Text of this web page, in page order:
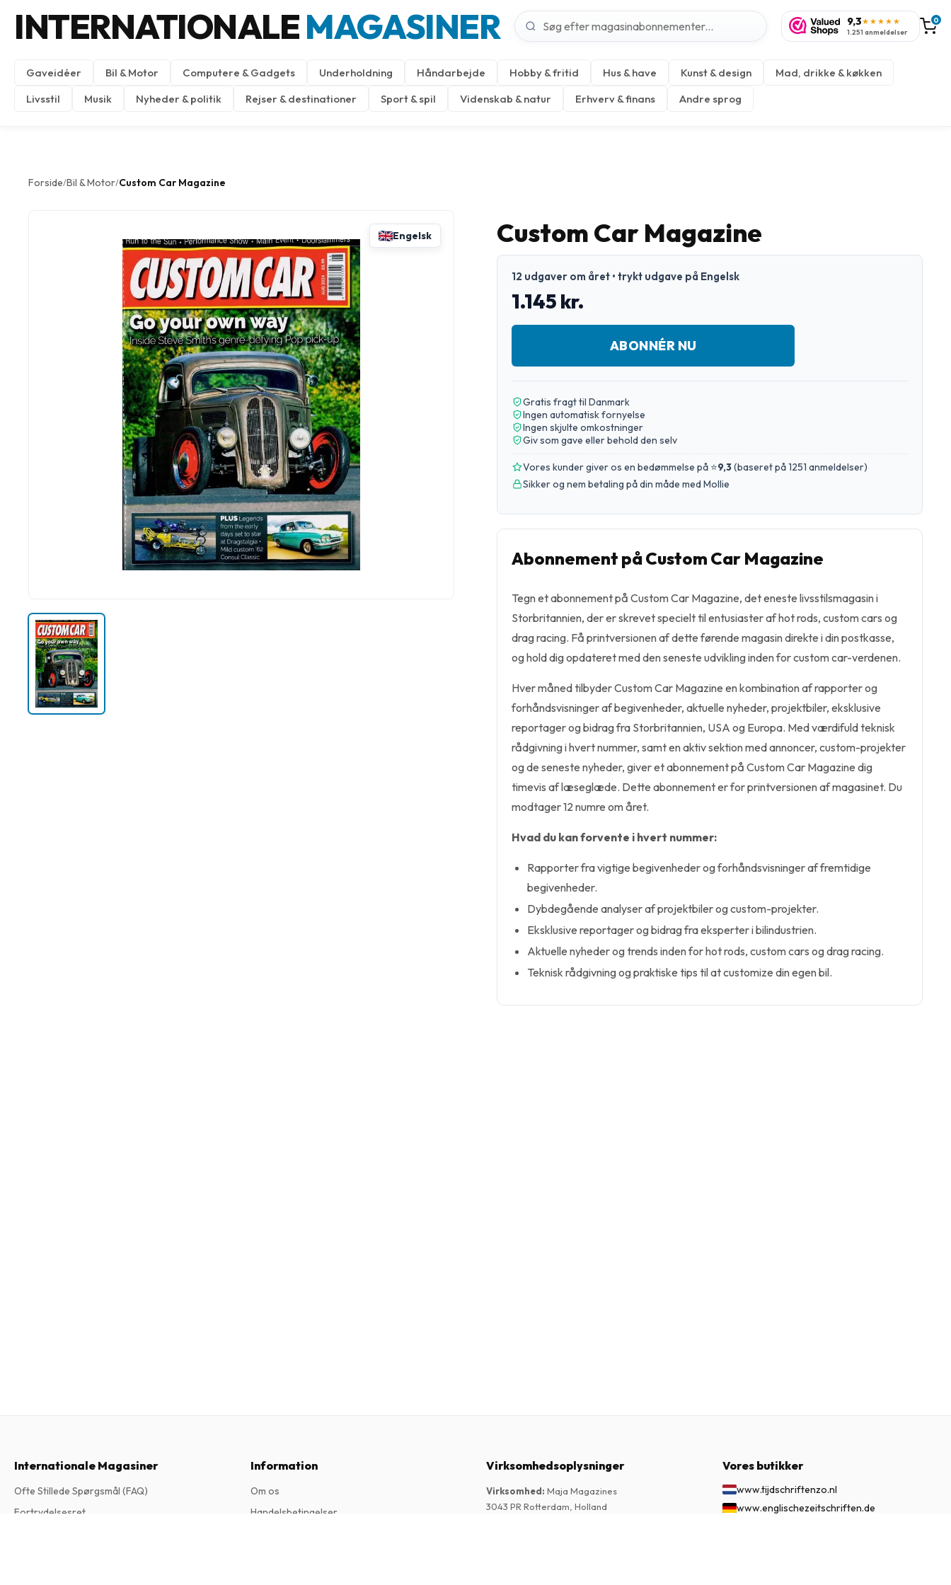
INTERNATIONALEMAGASINER 9,3★★★★★
1.251 anmeldelser
0
Gaveidéer Bil & Motor Computere & Gadgets Underholdning Håndarbejde Hobby & fritid Hus & have Kunst & design
Mad, drikke & køkken
Livsstil
Musik Nyheder & politik Rejser & destinationer Sport & spil Videnskab & natur Erhverv & finans Andre sprog
Forside/Bil & Motor/Custom Car Magazine
Engelsk Custom Car Magazine
12 udgaver om året • trykt udgave på Engelsk
1.145 kr.
ABONNÉR NU
Gratis fragt til Danmark
Ingen automatisk fornyelse
Ingen skjulte omkostninger
Giv som gave eller behold den selv
Vores kunder giver os en bedømmelse på ⭐9,3(baseret på 1251 anmeldelser)
Sikker og nem betaling på din måde med Mollie
Abonnement på Custom Car Magazine
Tegn et abonnement på Custom Car Magazine, det eneste livsstilsmagasin i
Storbritannien, der er skrevet specielt til entusiaster af hot rods, custom cars og
drag racing. Få printversionen af dette førende magasin direkte i din postkasse,
og hold dig opdateret med den seneste udvikling inden for custom car-verdenen.
Hver måned tilbyder Custom Car Magazine en kombination af rapporter og
forhåndsvisninger af begivenheder, aktuelle nyheder, projektbiler, eksklusive
reportager og bidrag fra Storbritannien, USA og Europa. Med værdifuld teknisk
rådgivning i hvert nummer, samt en aktiv sektion med annoncer, custom-projekter
og de seneste nyheder, giver et abonnement på Custom Car Magazine dig
timevis af læseglæde. Dette abonnement er for printversionen af magasinet. Du
modtager 12 numre om året.
Hvad du kan forvente i hvert nummer:
Rapporter fra vigtige begivenheder og forhåndsvisninger af fremtidige
begivenheder.
Dybdegående analyser af projektbiler og custom-projekter.
Eksklusive reportager og bidrag fra eksperter i bilindustrien.
Aktuelle nyheder og trends inden for hot rods, custom cars og drag racing.
Teknisk rådgivning og praktiske tips til at customize din egen bil.
Internationale Magasiner
Ofte Stillede Spørgsmål (FAQ)
Fortrydelsesret
Information
Om os
Handelsbetingelser
Virksomhedsoplysninger
Virksomhed: Maja Magazines
3043 PR Rotterdam, Holland
Vores butikker
www.tijdschriftenzo.nl
www.englischezeitschriften.de